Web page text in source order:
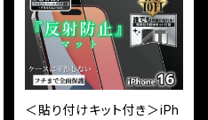
＜貼り付けキット付き＞iPh